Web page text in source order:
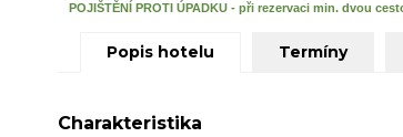
POJIŠTĚNÍ PROTI ÚPADKU - při rezervaci min. dvou
Popis hotelu Termíny
Charakteristika